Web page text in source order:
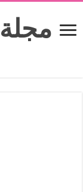
مجلة